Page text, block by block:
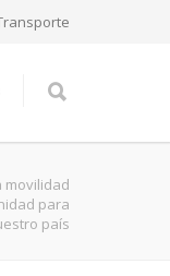
movilidad
para
país